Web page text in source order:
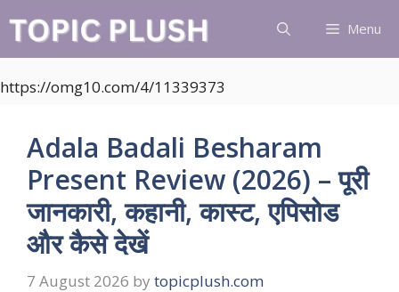
content
Menu
https://omg10.com/4/11339373
Adala Badali Besharam
Present Review (2026) – पूरी
जानकारी, कहानी, कास्ट, एपिसोड
और कैसे देखें
7 August 2026 by topicplush.com